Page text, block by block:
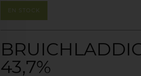
EN STOCK
43,7%